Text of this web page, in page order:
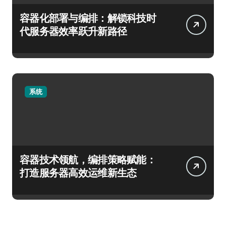
容器化部署与编排：解锁科技时
代服务器效率跃升新路径
系统
容器技术领航，编排策略赋能：
打造服务器高效运维新生态